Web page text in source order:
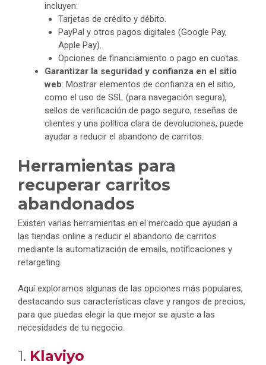
incluyen:
Tarjetas de crédito y débito.
PayPal y otros pagos digitales (Google Pay,
Apple Pay).
Opciones de financiamiento o pago en cuotas.
Garantizar la seguridad y confianza en el sitio
web: Mostrar elementos de confianza en el sitio,
como el uso de SSL (para navegación segura),
sellos de verificación de pago seguro, reseñas de
clientes y una política clara de devoluciones, puede
ayudar a reducir el abandono de carritos.
Herramientas para
recuperar carritos
abandonados
Existen varias herramientas en el mercado que ayudan a
las tiendas online a reducir el abandono de carritos
mediante la automatización de emails, notificaciones y
retargeting.
Aquí exploramos algunas de las opciones más populares,
destacando sus características clave y rangos de precios,
para que puedas elegir la que mejor se ajuste a las
necesidades de tu negocio.
1. Klaviyo